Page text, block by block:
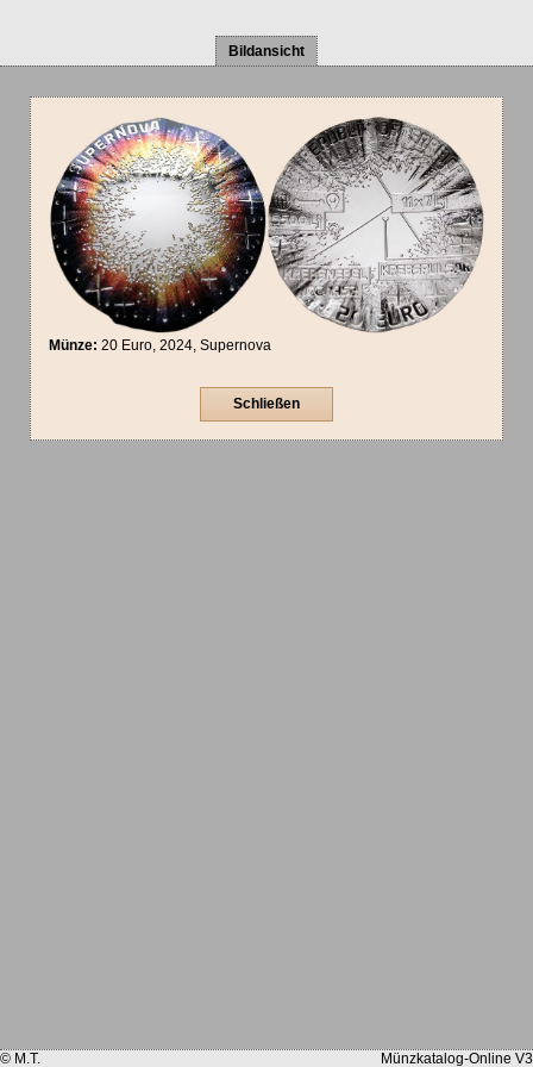
Bildansicht
Münze:20 Euro, 2024, Supernova
Schließen
© M.T. Münzkatalog-Online V3